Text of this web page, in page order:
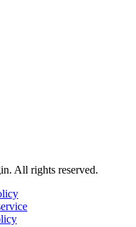
All rights reserved.